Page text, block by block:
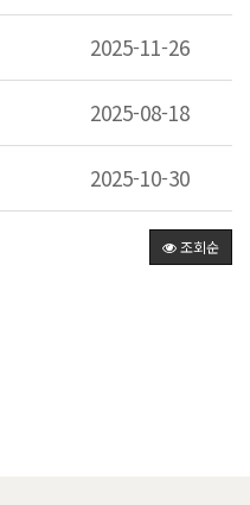
2025-11-26
2025-08-18
2025-10-30
조회순